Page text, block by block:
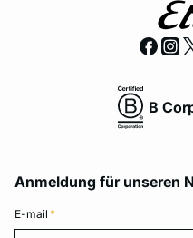
B
Anmeldung für unseren
E-mail *